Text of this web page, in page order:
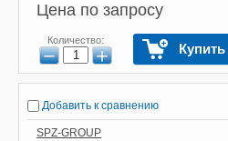
Цена по запросу
Количество:
− + Купить
Добавить к сравнению
SPZ-GROUP